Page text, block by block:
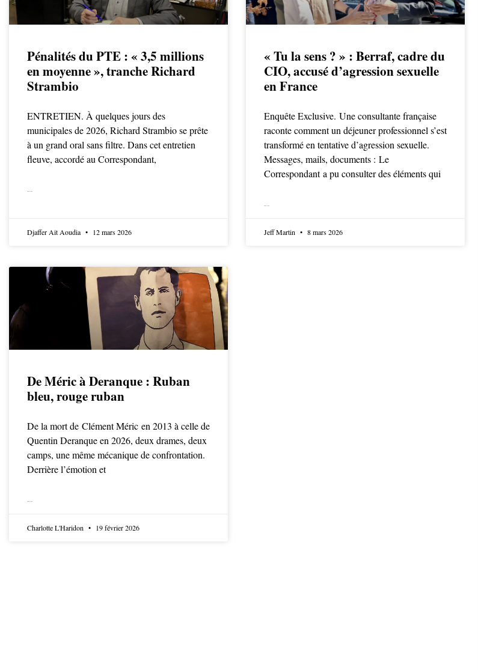
Pénalités du PTE : « 3,5 millions
en moyenne », tranche Richard
Strambio
ENTRETIEN. À quelques jours des
municipales de 2026, Richard Strambio se prête
à un grand oral sans filtre. Dans cet entretien
fleuve, accordé au Correspondant,
Djaffer Ait Aoudia 12 mars 2026
« Tu la sens ? » : Berraf, cadre du
CIO, accusé d’agression sexuelle
en France
Enquête Exclusive. Une consultante française
raconte comment un déjeuner professionnel s’est
transformé en tentative d’agression sexuelle.
Messages, mails, documents : Le
Correspondant a pu consulter des éléments qui
Jeff Martin 8 mars 2026
De Méric à Deranque : Ruban
bleu, rouge ruban
De la mort de Clément Méric en 2013 à celle de
Quentin Deranque en 2026, deux drames, deux
camps, une même mécanique de confrontation.
Derrière l’émotion et
Charlotte L'Haridon 19 février 2026